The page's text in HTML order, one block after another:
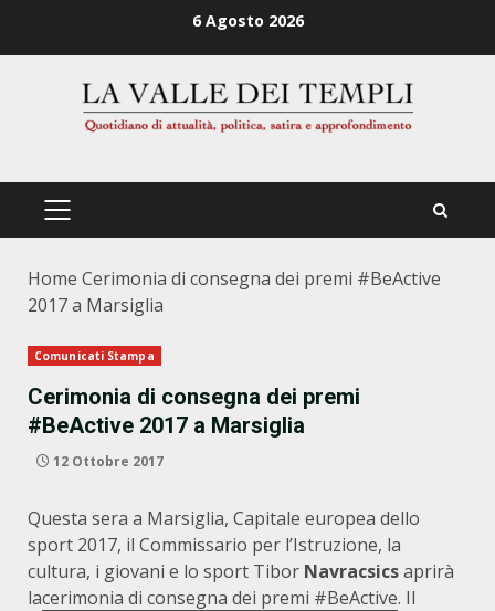
6 Agosto 2026
PRIMÄRES
Home Cerimonia di consegna dei premi #BeActive
2017 a Marsiglia
Comunicati Stampa
Cerimonia di consegna dei premi
#BeActive 2017 a Marsiglia
12 Ottobre 2017
Questa sera a Marsiglia, Capitale europea dello
sport 2017, il Commissario per l’Istruzione, la
cultura, i giovani e lo sport Tibor Navracsicsaprirà
lacerimonia di consegna dei premi #BeActive. Il